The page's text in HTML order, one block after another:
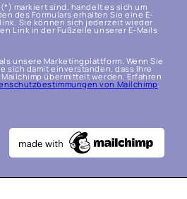
markiert sind, handelt es sich um
des Formulars erhalten Sie eine E-
Sie können sich jederzeit wieder
Link in der Fußzeile unserer E-Mails
unsere Marketingplattform. Wenn Sie
sich damit einverstanden, dass Ihre
übermittelt werden. Erfahren
von Mailchimp.